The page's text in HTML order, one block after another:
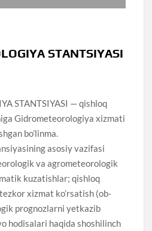
STANTSIYASI
STANTSIYASI — qishloq
Gidrometeorologiya xizmati
bo’linma.
asosiy vazifasi
va agrometeorologik
kuzatishlar; qishloq
xizmat ko’rsatish (ob-
prognozlarni yetkazib
hodisalari haqida shoshilinch